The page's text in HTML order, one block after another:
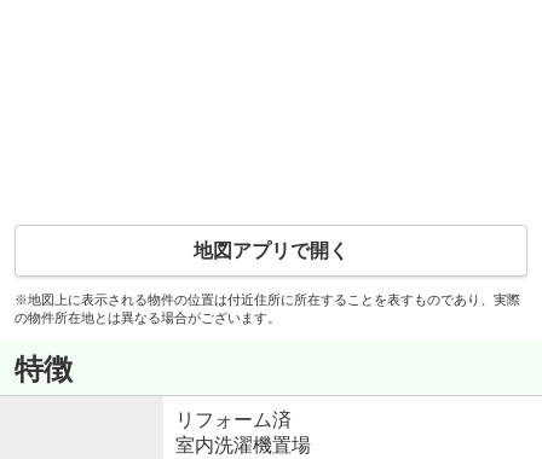
地図アプリで開く
※地図上に表示される物件の位置は付近住所に所在することを表すものであり、実際
の物件所在地とは異なる場合がございます。
特徴
リフォーム済
室内洗濯機置場